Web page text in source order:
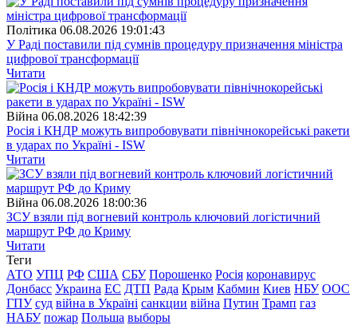
Полiтика 06.08.2026 19:01:43
У Раді поставили під сумнів процедуру призначення міністра
цифрової трансформації
Читати
Війна 06.08.2026 18:42:39
Росія і КНДР можуть випробовувати північнокорейські ракети
в ударах по Україні - ISW
Читати
Війна 06.08.2026 18:00:36
ЗСУ взяли під вогневий контроль ключовий логістичний
маршрут РФ до Криму
Читати
Теги
АТО УПЦ РФ США СБУ Порошенко Росія коронавирус
Донбасс Украина ЕС ДТП Рада Крым Кабмин Киев НБУ ООС
ГПУ суд війна в Україні санкции війна Путин Трамп газ
НАБУ пожар Польша выборы